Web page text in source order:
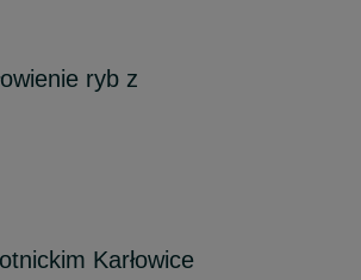
ryb z
Karłowice